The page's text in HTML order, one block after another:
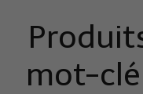
mot-